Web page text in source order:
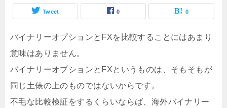
Tweet 0 0
バイナリーオプションとFXを比較することにはあまり
意味はありません。
バイナリーオプションとFXというものは、そもそもが
同じ土俵の上のものではないからです。
不毛な比較検証をするくらいならば、海外バイナリー